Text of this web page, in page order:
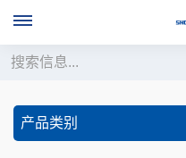
产品类别